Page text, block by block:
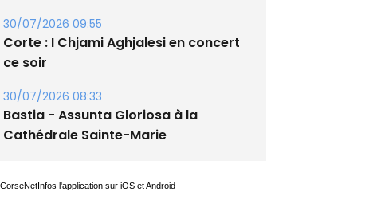
30/07/2026 09:55
Corte : I Chjami Aghjalesi en concert
ce soir
30/07/2026 08:33
Bastia - Assunta Gloriosa à la
Cathédrale Sainte-Marie